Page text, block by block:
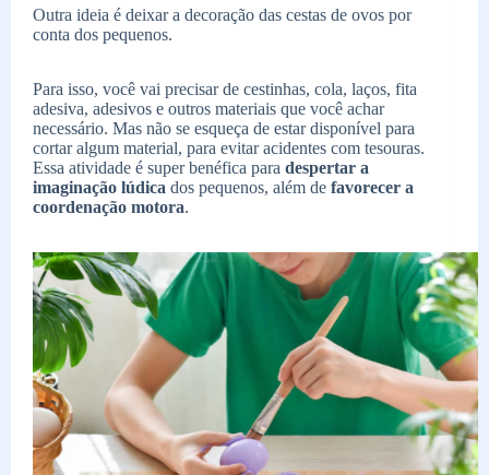
Outra ideia é deixar a decoração das cestas de ovos por
conta dos pequenos.
Para isso, você vai precisar de cestinhas, cola, laços, fita
adesiva, adesivos e outros materiais que você achar
necessário. Mas não se esqueça de estar disponível para
cortar algum material, para evitar acidentes com tesouras.
Essa atividade é super benéfica para despertar a
imaginação lúdica dos pequenos, além de favorecer a
coordenação motora.